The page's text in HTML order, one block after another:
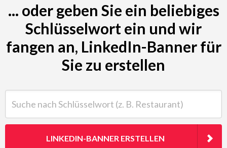
... oder geben Sie ein beliebiges
Schlüsselwort ein und wir
fangen an, LinkedIn-Banner für
Sie zu erstellen
LINKEDIN-BANNER ERSTELLEN